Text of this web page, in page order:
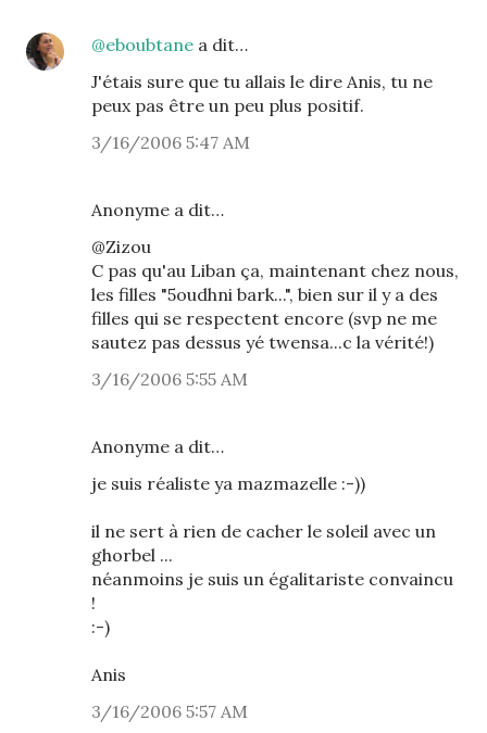
@eboubtane a dit…
J'étais sure que tu allais le dire Anis, tu ne
peux pas être un peu plus positif.
3/16/2006 5:47 AM
Anonyme a dit…
@Zizou
C pas qu'au Liban ça, maintenant chez nous,
les filles "5oudhni bark...", bien sur il y a des
filles qui se respectent encore (svp ne me
sautez pas dessus yé twensa...c la vérité!)
3/16/2006 5:55 AM
Anonyme a dit…
je suis réaliste ya mazmazelle :-))
il ne sert à rien de cacher le soleil avec un
ghorbel ...
néanmoins je suis un égalitariste convaincu
!
:-)
Anis
3/16/2006 5:57 AM